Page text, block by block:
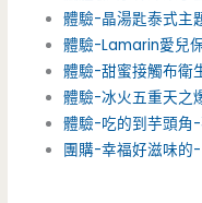
體驗-晶湯匙泰式主
體驗-Lamarin愛兒
體驗-甜蜜接觸布衛
體驗-冰火五重天之
體驗-吃的到芋頭角
團購-幸福好滋味的